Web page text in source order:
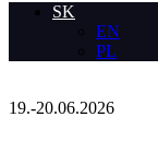
SK
EN
PL
19.-20.06.2026